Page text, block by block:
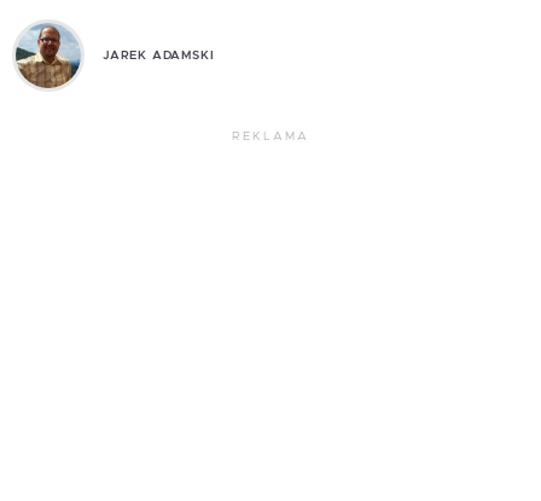
JAREK ADAMSKI
REKLAMA